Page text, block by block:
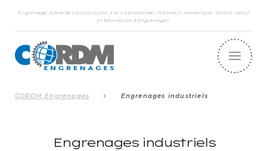
Engrenage, arbre de transmission, train épicycloïdal, réducteur mécanique : Cordm, calcul
et fabrication d’engrenages.
CORDM Engrenages Engrenages industriels
Engrenages industriels